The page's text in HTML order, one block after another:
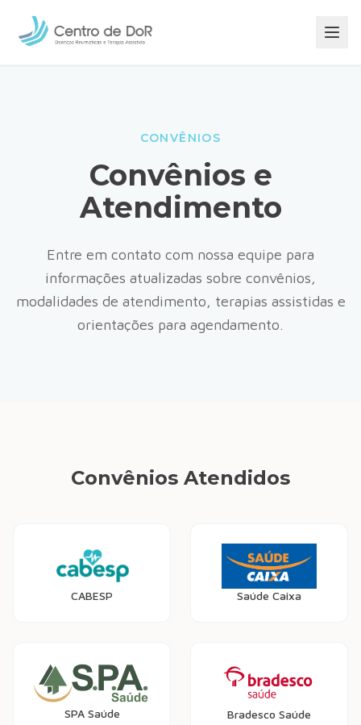
CONVÊNIOS
Convênios e
Atendimento
Entre em contato com nossa equipe para
informações atualizadas sobre convênios,
modalidades de atendimento, terapias assistidas e
orientações para agendamento.
Convênios Atendidos
CABESP Saúde Caixa
SPA Saúde Bradesco Saúde